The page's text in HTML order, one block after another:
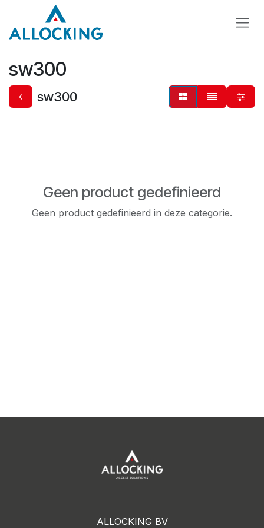
Overslaan naar inhoud
sw300
sw300
Geen product gedefinieerd
Geen product gedefinieerd in deze categorie.
ALLOCKING BV